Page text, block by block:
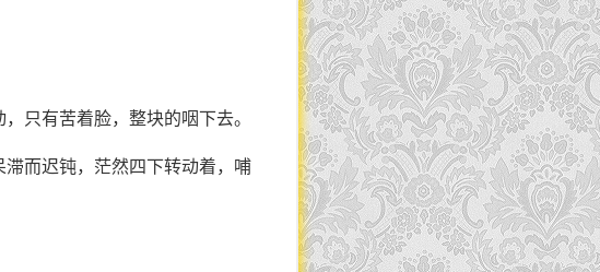
只有苦着脸，整块的咽下去。
而迟钝，茫然四下转动着，哺